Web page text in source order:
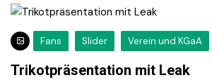
Fans Slider Verein und KGaA
Trikotpräsentation mit Leak